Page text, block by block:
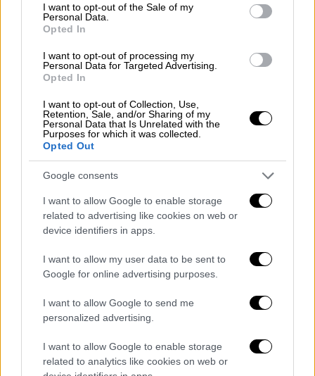
consent section.
I want to opt-out of the Sale of my
Personal Data.
Opted In
I want to opt-out of processing my
Personal Data for Targeted Advertising.
Opted In
I want to opt-out of Collection, Use,
Retention, Sale, and/or Sharing of my
Personal Data that Is Unrelated with the
Purposes for which it was collected.
Opted Out
Google consents
I want to allow Google to enable storage
related to advertising like cookies on web or
device identifiers in apps.
I want to allow my user data to be sent to
Google for online advertising purposes.
I want to allow Google to send me
personalized advertising.
I want to allow Google to enable storage
related to analytics like cookies on web or
Κόσμος|25.05.2021 20:29
Προτασέβιτς σε αεροσυνοδό: Εμένα
θέλουν, θα με σκοτώσουν
Ο Προτασέβιτς εξέφρασε φόβους για τη
ζωή του, λέγοντας σε αεροσυνοδό «Εμένα
θέλουν, θα με σκοτώσουν»